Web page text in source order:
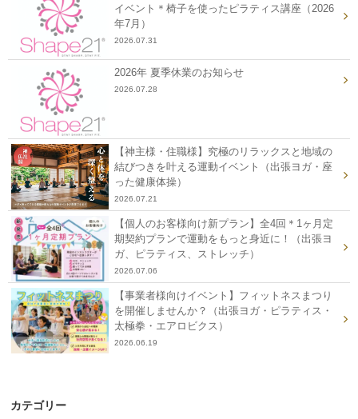
イベント＊椅子を使ったピラティス講座（2026
年7月）
2026.07.31
2026年 夏季休業のお知らせ
2026.07.28
【神主様・住職様】究極のリラックスと地域の
結びつきを叶える運動イベント（出張ヨガ・座
った健康体操）
2026.07.21
【個人のお客様向け新プラン】全4回＊1ヶ月定
期契約プランで運動をもっと身近に！（出張ヨ
ガ、ピラティス、ストレッチ）
2026.07.06
【事業者様向けイベント】フィットネスまつり
を開催しませんか？（出張ヨガ・ピラティス・
太極拳・エアロビクス）
2026.06.19
カテゴリー